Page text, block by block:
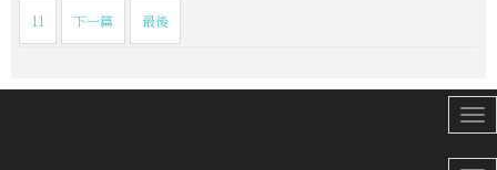
11 下一篇 最後